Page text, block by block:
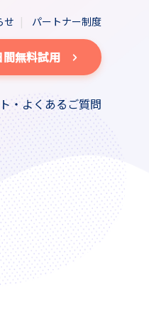
・よくあるご質問
せ パートナー制度
間無料試用